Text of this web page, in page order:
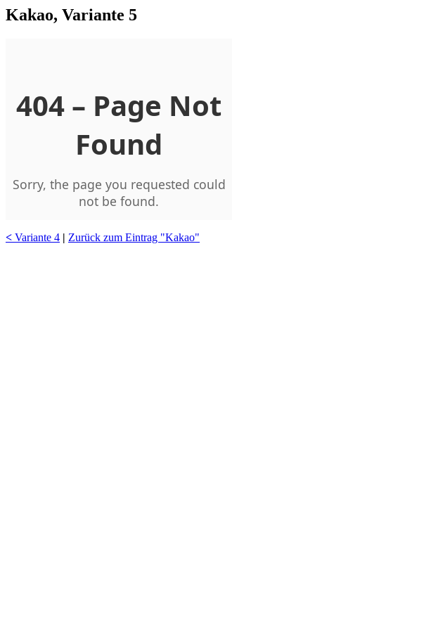
Kakao, Variante 5
< Variante 4 | Zurück zum Eintrag "Kakao"